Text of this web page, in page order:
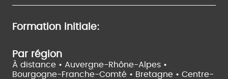
Formation initiale:
Par région
À distance • Auvergne-Rhône-Alpes •
Bourgogne-Franche-Comté • Bretagne • Centre-